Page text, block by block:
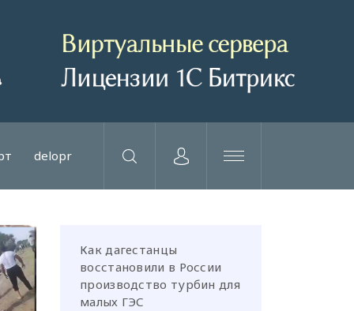
delopr
Как дагестанцы
восстановили в России
производство турбин для
малых ГЭС